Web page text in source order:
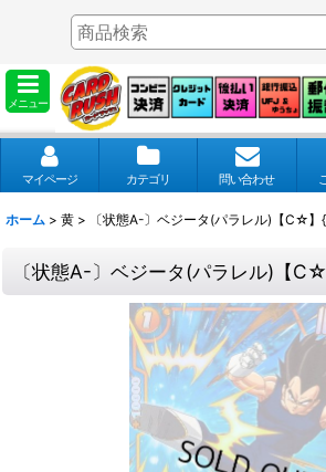
メニュー
マイページ カテゴリ 問い合わせ
ホーム > 黄 > 〔状態A-〕ベジータ(パラレル)【C☆】
〔状態A-〕ベジータ(パラレル)【